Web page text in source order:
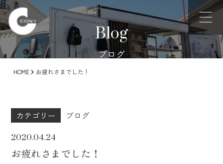
Blog
ブログ
HOME お疲れさまでした！
カテゴリー ブログ
2020.04.24
お疲れさまでした！